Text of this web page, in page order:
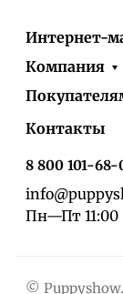
Интернет-
Компания
Контакты
8 800 101-68-
Пн—Пт 11:00
©